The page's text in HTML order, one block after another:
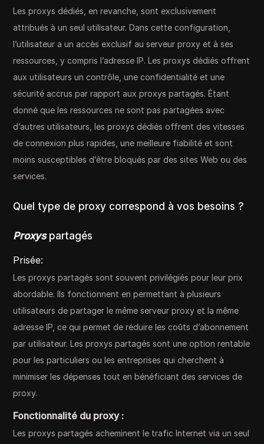
Les proxys dédiés, en revanche, sont exclusivement
attribués à un seul utilisateur. Dans cette configuration,
l’utilisateur a un accès exclusif au serveur proxy et à ses
ressources, y compris l’adresse IP. Les proxys dédiés offrent
aux utilisateurs un contrôle, une confidentialité et une
sécurité accrus par rapport aux proxys partagés. Étant
donné que les ressources ne sont pas partagées avec
d’autres utilisateurs, les proxys dédiés offrent des vitesses
de connexion plus rapides, une meilleure fiabilité et sont
moins susceptibles d’être bloqués par des sites Web ou des
services.
Quel type de proxy correspond à vos besoins ?
Proxys partagés
Prisée:
Les proxys partagés sont souvent privilégiés pour leur prix
abordable. Ils fonctionnent en permettant à plusieurs
utilisateurs de partager le même serveur proxy et la même
adresse IP, ce qui permet de réduire les coûts d’abonnement
par utilisateur. Les proxys partagés sont une option rentable
pour les particuliers ou les entreprises qui cherchent à
minimiser les dépenses tout en bénéficiant des services de
proxy.
Fonctionnalité du proxy :
Les proxys partagés acheminent le trafic Internet via un seul